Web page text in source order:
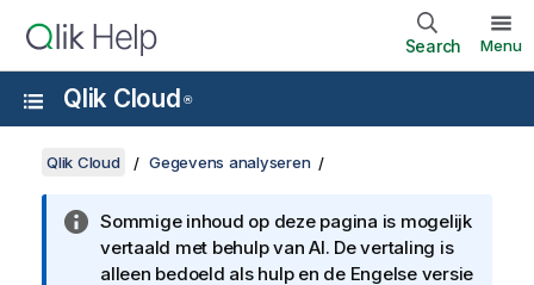
Search Menu
Qlik Cloud ®
Qlik Cloud Gegevens analyseren
Sommige inhoud op deze pagina is mogelijk
vertaald met behulp van AI. De vertaling is
alleen bedoeld als hulp en de Engelse versie